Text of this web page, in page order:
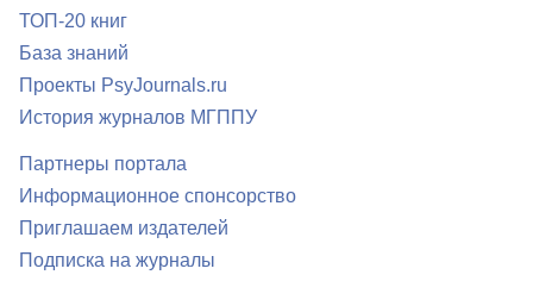
ТОП-20 книг
База знаний
Проекты PsyJournals.ru
История журналов МГППУ
Партнеры портала
Информационное спонсорство
Приглашаем издателей
Подписка на журналы